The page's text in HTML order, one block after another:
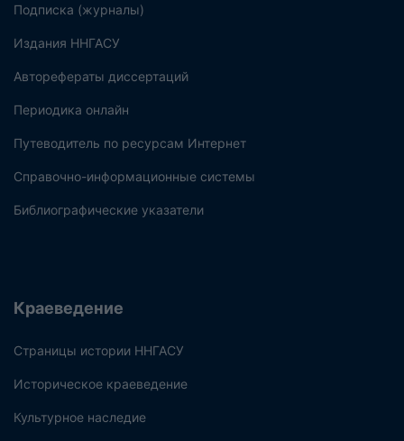
Подписка (журналы)
Издания ННГАСУ
Авторефераты диссертаций
Периодика онлайн
Путеводитель по ресурсам Интернет
Справочно-информационные системы
Библиографические указатели
Краеведение
Страницы истории ННГАСУ
Историческое краеведение
Культурное наследие